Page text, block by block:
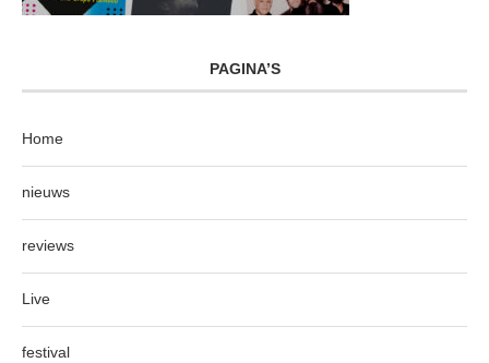
PAGINA’S
Home
nieuws
reviews
Live
festival